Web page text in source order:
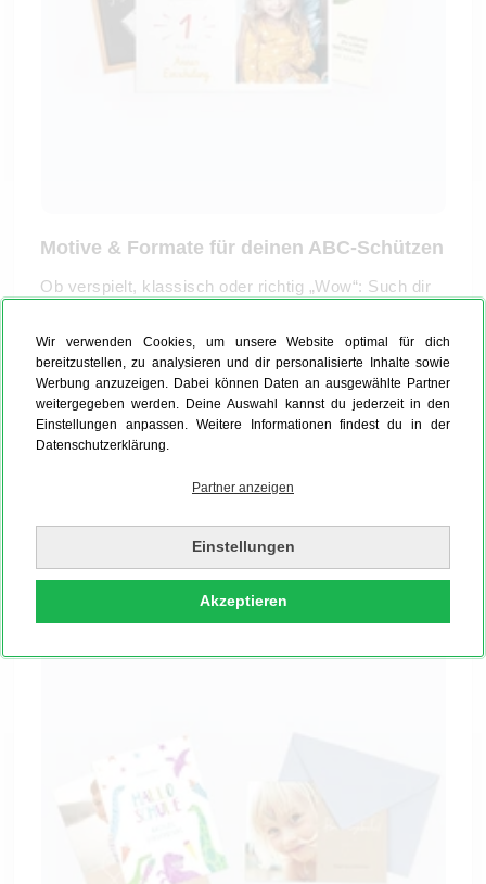
Wir verwenden Cookies, um unsere Website optimal für dich
bereitzustellen, zu analysieren und dir personalisierte Inhalte sowie
Werbung anzuzeigen. Dabei können Daten an ausgewählte Partner
weitergegeben werden. Deine Auswahl kannst du jederzeit in den
Einstellungen anpassen. Weitere Informationen findest du in der
Datenschutzerklärung.
Partner anzeigen
Einstellungen
Akzeptieren
Motive & Formate für deinen ABC-Schützen
Ob verspielt, klassisch oder richtig „Wow“: Such dir
daraus eine Einladung, die man gerne aufhebt.
Beliebte Stilrichtungen & Themen:
Tafellook, Vintage, Schule, Tiere
mit Foto (für das stolze Schultüten-Bild)
Disney-Einladungskarte
Klappkarte (mehr Platz für Ablauf & Rückmeldung)
Postkarte (kurz, knackig, unkompliziert)
DIN Lang, Leporello, Booklet & mehr